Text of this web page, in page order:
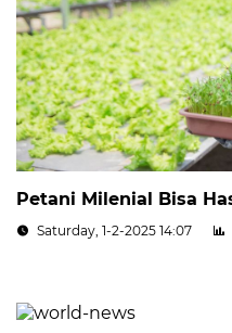
Petani Milenial Bisa
Saturday, 1-2-2025 14:07